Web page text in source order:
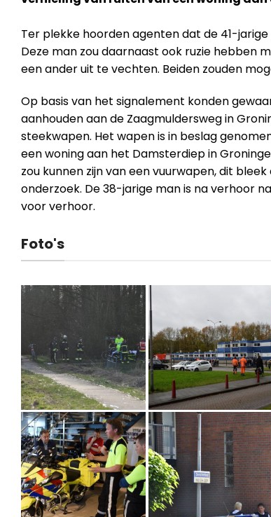
Ter plekke hoorden agenten dat de 41-
Deze man zou daarnaast ook ruzie hebben
een ander uit te vechten. Beiden zouden
Op basis van het signalement konden
aanhouden aan de Zaagmuldersweg in
steekwapen. Het wapen is in beslag
een woning aan het Damsterdiep in
zou kunnen zijn van een vuurwapen, dit
onderzoek. De 38-jarige man is na verhoor
voor verhoor.
Foto's